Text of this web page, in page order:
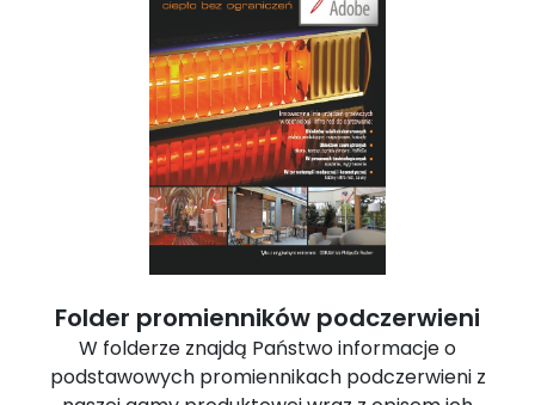
Folder promienników podczerwieni
W folderze znajdą Państwo informacje o
podstawowych promiennikach podczerwieni z